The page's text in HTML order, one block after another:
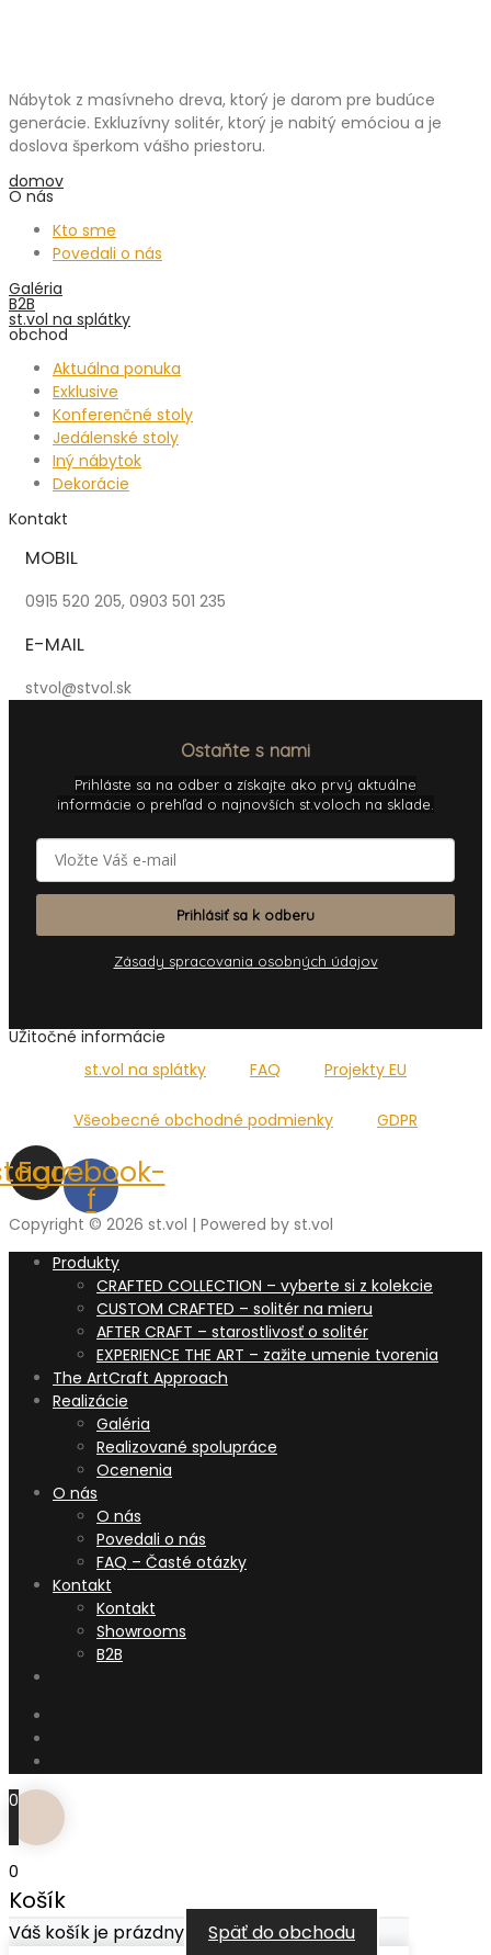
Nábytok z masívneho dreva, ktorý je darom pre budúce
generácie. Exkluzívny solitér, ktorý je nabitý emóciou a je
doslova šperkom vášho priestoru.
domov
O nás
Kto sme
Povedali o nás
Galéria
B2B
st.vol na splátky
obchod
Aktuálna ponuka
Exklusive
Konferenčné stoly
Jedálenské stoly
Iný nábytok
Dekorácie
Kontakt
MOBIL
0915 520 205, 0903 501 235
E-MAIL
stvol@stvol.sk
Ostaňte s nami
Prihláste sa na odber a získajte ako prvý aktuálne
informácie o prehľad o najnovších st.voloch na sklade.
Prihlásiť sa k odberu
Zásady spracovania osobných údajov
UŽitočné informácie
st.vol na splátky
FAQ Projekty EU
Všeobecné obchodné podmienky GDPR
Facebook-
f
Copyright © 2026 st.vol | Powered by st.vol
Produkty
CRAFTED COLLECTION – vyberte si z kolekcie
CUSTOM CRAFTED – solitér na mieru
AFTER CRAFT – starostlivosť o solitér
EXPERIENCE THE ART – zažite umenie tvorenia
The ArtCraft Approach
Realizácie
Galéria
Realizované spolupráce
Ocenenia
O nás
O nás
Povedali o nás
FAQ – Časté otázky
Kontakt
Kontakt
Showrooms
B2B
0
0
Košík
Váš košík je prázdny Späť do obchodu